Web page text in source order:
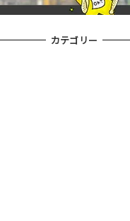
カテゴリー